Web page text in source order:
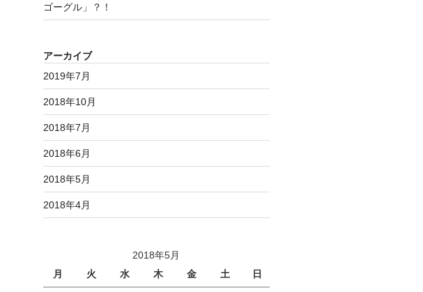
ゴーグル」？！
アーカイブ
2019年7月
2018年10月
2018年7月
2018年6月
2018年5月
2018年4月
2018年5月
月
火 水 木 金 土 日